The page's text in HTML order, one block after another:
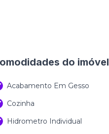
do imóvel
Acabamento Em Gesso
Cozinha
Hidrometro Individual